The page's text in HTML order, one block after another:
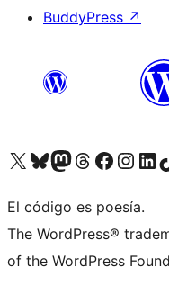
BuddyPress ↗
Visitá nuestra cuenta de X (anteriormente Twitter)
Visitá nuestra cuenta de Bluesky
Visitá nuestra cuenta de Mastodon
Visitá nuestra cuenta de Threads
Visitá nuestra página de
Visitá nuestra
Visitá
El código es poesía.
The WordPress®
of the WordPress